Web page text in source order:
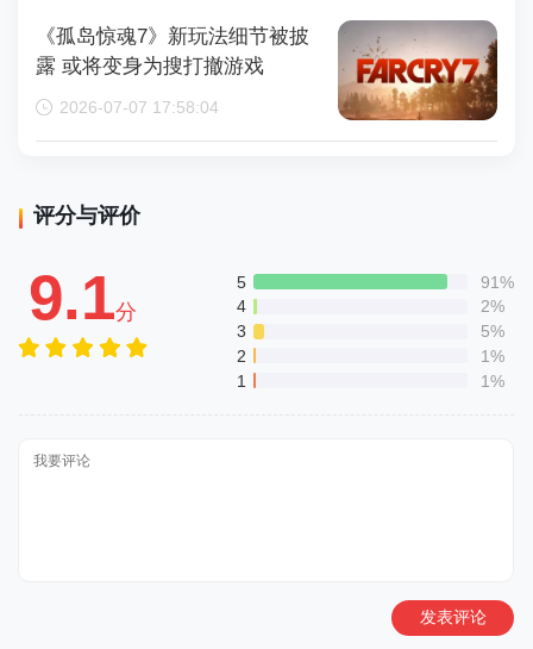
《孤岛惊魂7》新玩法细节被披
露 或将变身为搜打撤游戏
2026-07-07 17:58:04
评分与评价
9.1分
5
91%
4
2%
3
5%
2
1%
1
1%
发表评论